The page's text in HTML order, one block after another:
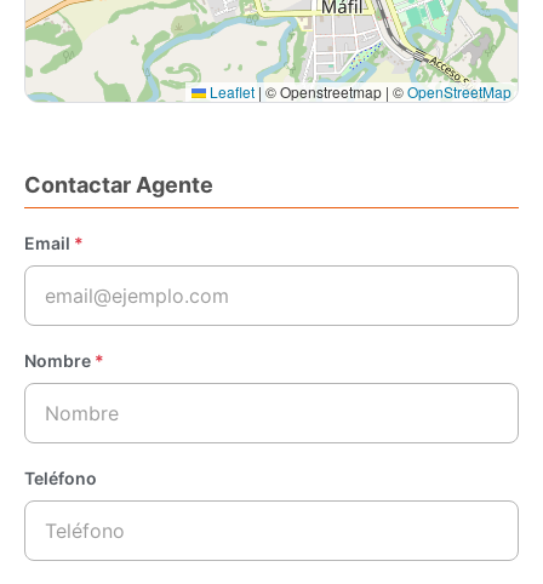
realidad tu sueño en el sur de Chile🏠💚
Leaflet | © Openstreetmap | ©OpenStreetMap
Contactar Agente
Email *
Nombre *
Teléfono